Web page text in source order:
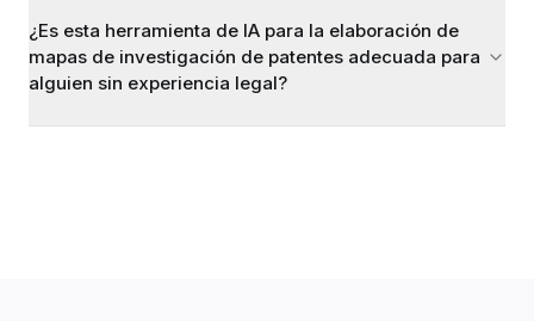
¿Es esta herramienta de IA para la elaboración de
mapas de investigación de patentes adecuada para
alguien sin experiencia legal?